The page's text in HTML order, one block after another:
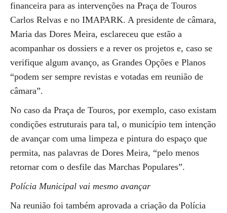
financeira para as intervenções na Praça de Touros
Carlos Relvas e no IMAPARK. A presidente de câmara,
Maria das Dores Meira, esclareceu que estão a
acompanhar os dossiers e a rever os projetos e, caso se
verifique algum avanço, as Grandes Opções e Planos
“podem ser sempre revistas e votadas em reunião de
câmara”.
No caso da Praça de Touros, por exemplo, caso existam
condições estruturais para tal, o município tem intenção
de avançar com uma limpeza e pintura do espaço que
permita, nas palavras de Dores Meira, “pelo menos
retornar com o desfile das Marchas Populares”.
Polícia Municipal vai mesmo avançar
Na reunião foi também aprovada a criação da Polícia